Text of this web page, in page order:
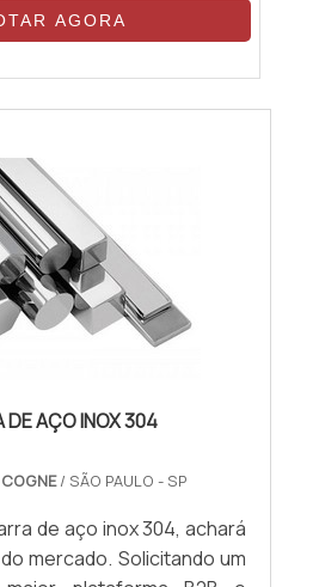
AGORA
DE AÇO INOX 304
/ SÃO PAULO - SP
de aço inox 304, achará
mercado. Solicitando um